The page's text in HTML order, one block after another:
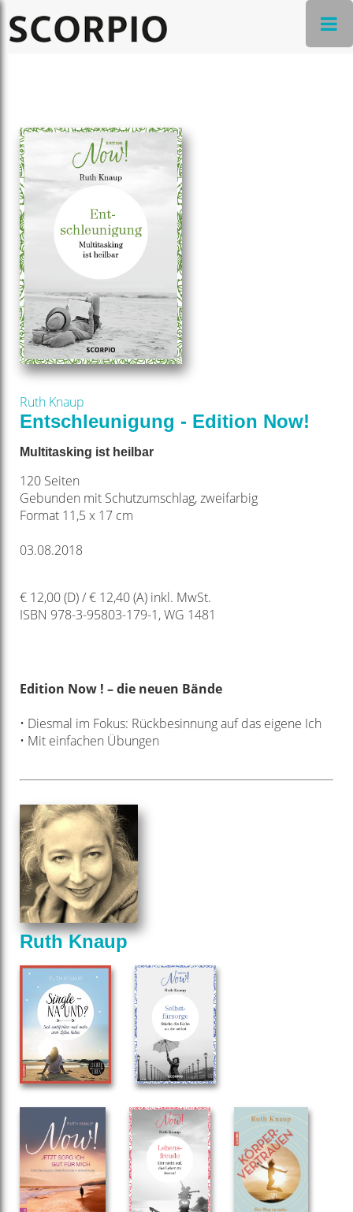
Ruth Knaup
Entschleunigung - Edition Now!
Multitasking ist heilbar
120 Seiten
Gebunden mit Schutzumschlag, zweifarbig
Format 11,5 x 17 cm
03.08.2018
€ 12,00 (D) / € 12,40 (A) inkl. MwSt.
ISBN 978-3-95803-179-1, WG 1481
Edition Now ! –die neuen Bände
• Diesmal im Fokus: Rückbesinnung auf das eigene Ich
• Mit einfachen Übungen
Ruth Knaup